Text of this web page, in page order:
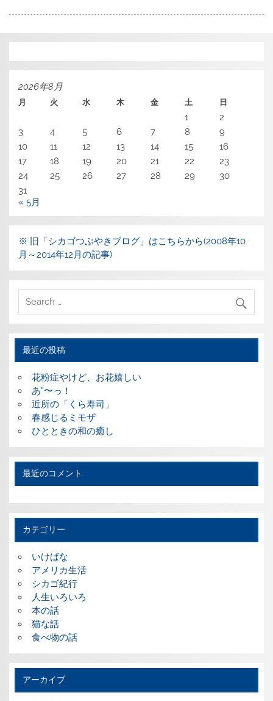
2026年8月
月 火 水 木 金 土 日
1
2
3
4 5 6 7 8
9
10
11 12 13 14 15
16
17
18 19 20 21 22
23
24
25 26 27 28 29
30
31
« 5月
※ 旧「シカゴつぶやきブログ」はこちらから(2008年10
月～2014年12月の記事)
最近の投稿
花粉症やけど、お花嬉しい
あ”〜っ！
近所の「くら寿司」
春感じるミモザ
ひとときの和の癒し
最近のコメント
カテゴリー
いけばな
アメリカ生活
シカゴ紀行
人生いろいろ
本の話
猫な話
食べ物の話
アーカイブ